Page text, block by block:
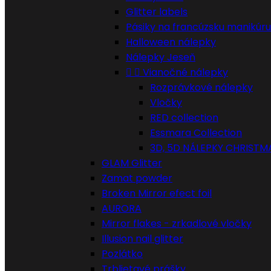
Glitter labels
Pásiky na francúzsku manikúru
Halloween nálepky
Nálepky Jeseň
  Vianočné nálepky
Rozprávkové nálepky
Vločky
RED collection
Essmara Collection
3D, 5D NÁLEPKY
GLAM Glitter
Zamat powder
Broken Mirror efect foil
AURORA
Mirror flakes - zrkadlové vločky
Illusion nail glitter
Pozlátko